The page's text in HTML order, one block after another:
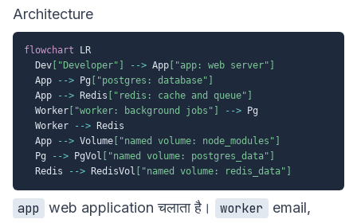
Architecture
flowchart LR
  Dev
["Developer"] --> App ["app: web server"]
  App
--> Pg ["postgres: database"]
  App
--> Redis ["redis: cache and queue"]
  Worker
["worker: background jobs"] --> Pg
  Worker
--> Redis
  App
--> Volume ["named volume: node_modules"]
  Pg
--> PgVol ["named volume: postgres_data"]
  Redis
--> RedisVol ["named volume: redis_data"]
app web application चलाता है। worker
email,